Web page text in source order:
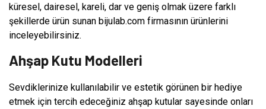
küresel, dairesel, kareli, dar ve geniş olmak üzere farklı
şekillerde ürün sunan bijulab.com firmasının ürünlerini
inceleyebilirsiniz.
Ahşap Kutu Modelleri
Sevdiklerinize kullanılabilir ve estetik görünen bir hediye
etmek için tercih edeceğiniz ahşap kutular sayesinde onları